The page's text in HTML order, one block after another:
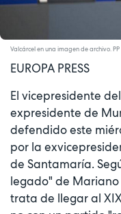
Valcárcel en una imagen de archivo. PP
EUROPA PRESS
El vicepresidente
expresidente de
defendido este
por la
de Santamaría.
legado" de Mariano
trata de llegar al